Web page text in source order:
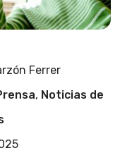
Ferrer
, Noticias de